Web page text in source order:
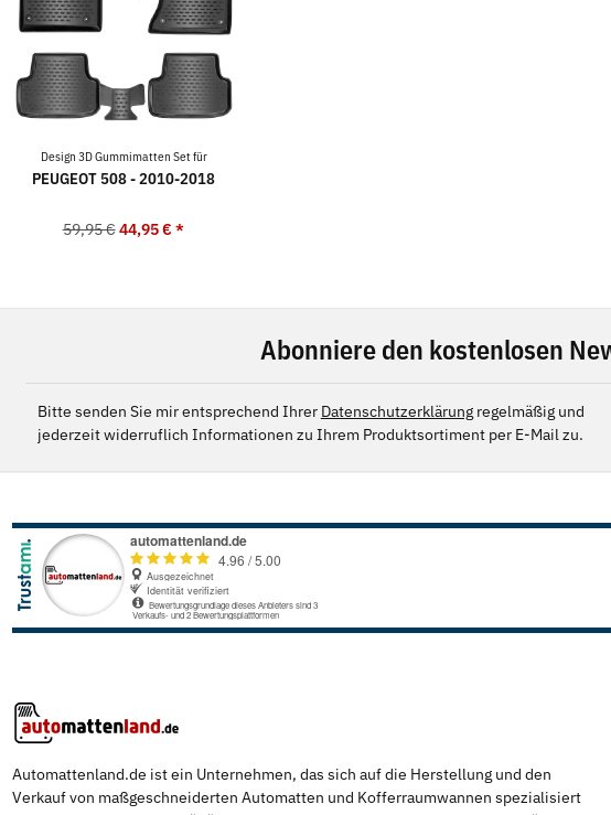
Design 3D Gummimatten Set für
PEUGEOT 508 - 2010-2018
59,95 € 44,95 €*
Abonniere den kostenlosen
Bitte senden Sie mir entsprechend Ihrer Datenschutzerklärungregelmäßig und
jederzeit widerruflich Informationen zu Ihrem Produktsortiment per E-Mail zu.
Automattenland.de ist ein Unternehmen, das sich auf die Herstellung und den
Verkauf von maßgeschneiderten Automatten und Kofferraumwannen spezialisiert